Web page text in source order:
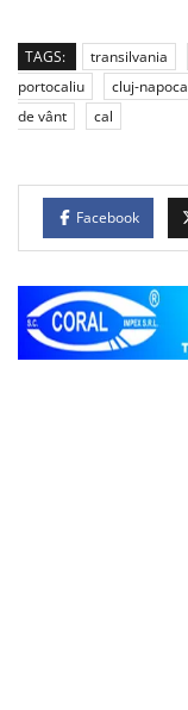
TAGS: transilvania
portocaliu
cluj-napoca
de vânt
cal
Facebook